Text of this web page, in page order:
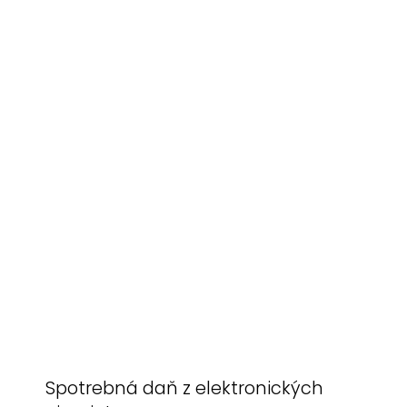
Spotrebná daň z elektronických